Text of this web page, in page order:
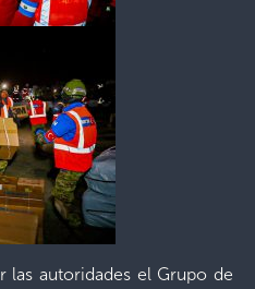
las autoridades el Grupo de